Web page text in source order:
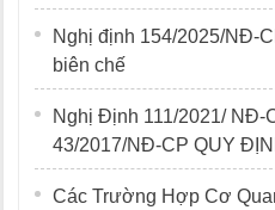
Nghị định 154/2025/NĐ-
biên chế
Nghị Định 111/2021/ NĐ-
43/2017/NĐ-CP QUY
Các Trường Hợp Cơ